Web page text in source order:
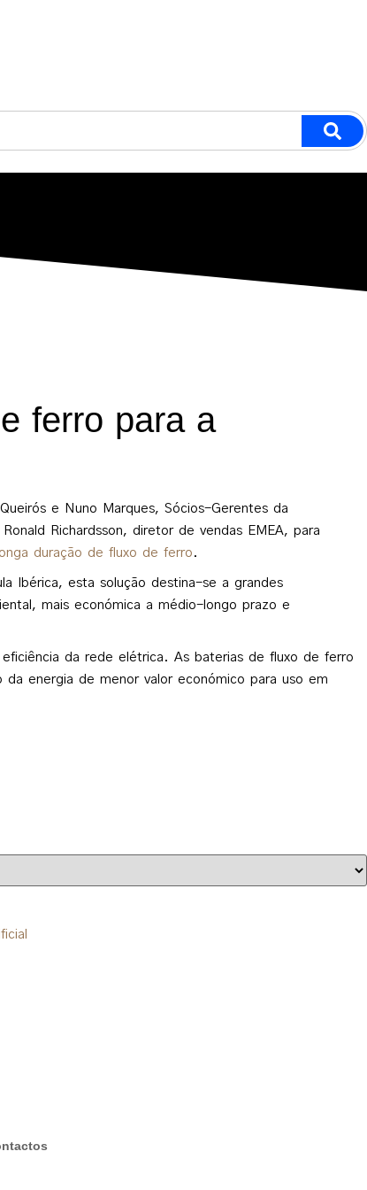
ferro para a
e Nuno Marques, Sócios-Gerentes da
Richardsson, diretor de vendas EMEA, para
duração de fluxo de ferro.
Ibérica, esta solução destina-se a grandes
mais económica a médio-longo prazo e
da rede elétrica. As baterias de fluxo de ferro
energia de menor valor económico para uso em